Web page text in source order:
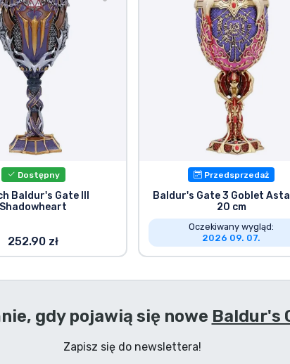
Dostępny
Baldur's Gate III
Shadowheart
252.90 zł
Przedsprzedaż
Baldur's Gate 3 Goblet
20 cm
Oczekiwany wygląd:
2026 09. 07.
gdy pojawią się nowe Baldur's
Zapisz się do newslettera!